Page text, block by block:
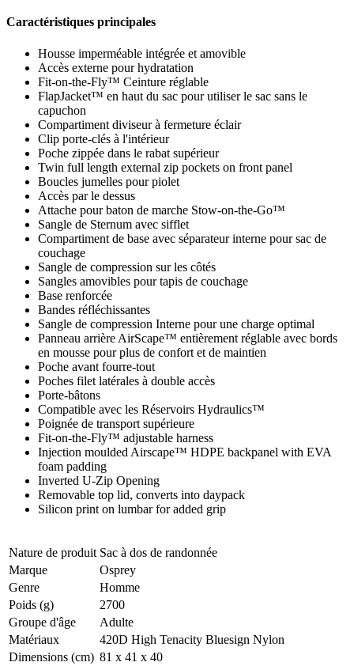
Caractéristiques principales
Housse imperméable intégrée et amovible
Accès externe pour hydratation
Fit-on-the-Fly™ Ceinture réglable
FlapJacket™ en haut du sac pour utiliser le sac sans le
capuchon
Compartiment diviseur à fermeture éclair
Clip porte-clés à l'intérieur
Poche zippée dans le rabat supérieur
Twin full length external zip pockets on front panel
Boucles jumelles pour piolet
Accès par le dessus
Attache pour baton de marche Stow-on-the-Go™
Sangle de Sternum avec sifflet
Compartiment de base avec séparateur interne pour sac de
couchage
Sangle de compression sur les côtés
Sangles amovibles pour tapis de couchage
Base renforcée
Bandes réfléchissantes
Sangle de compression Interne pour une charge optimal
Panneau arrière AirScape™ entièrement réglable avec bords
en mousse pour plus de confort et de maintien
Poche avant fourre-tout
Poches filet latérales à double accès
Porte-bâtons
Compatible avec les Réservoirs Hydraulics™
Poignée de transport supérieure
Fit-on-the-Fly™ adjustable harness
Injection moulded Airscape™ HDPE backpanel with EVA
foam padding
Inverted U-Zip Opening
Removable top lid, converts into daypack
Silicon print on lumbar for added grip
Nature de produit Sac à dos de randonnée
Marque
Osprey
Genre
Homme
Poids (g)
2700
Groupe d'âge
Adulte
Matériaux
420D High Tenacity Bluesign Nylon
Dimensions (cm) 81 x 41 x 40